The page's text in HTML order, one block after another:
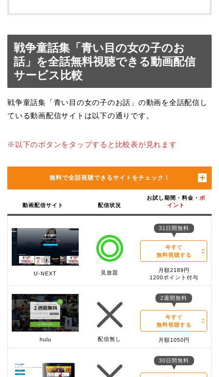
戦争童話集「青い目の女の子のお
話」を全話無料視聴できる動画配信
サービス比較
戦争童話集「青い目の女の子のお話」の動画を全話配信し
ている動画配信サイトは以下の通りです。
※以下のボタンをタップすると比較表が見れます
無料で全話視聴できるサイトをチェック！
動画配信サイト 配信状況
お試し期間・料金・ ポ
イント
U-NEXT 見放題
31日間無料
今すぐ
無料視聴する
月額2189円
1200ポイント付与
hulu 配信無し
2週間無料
今すぐ
無料視聴する
月額1050円
30日間無料